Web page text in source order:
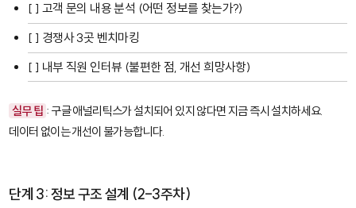
[ ] 고객 문의 내용 분석 (어떤 정보를 찾는가?)
[ ] 경쟁사 3곳 벤치마킹
[ ] 내부 직원 인터뷰 (불편한 점, 개선 희망사항)
실무 팁 : 구글 애널리틱스가 설치되어 있지 않다면 지금 즉시 설치하세요.
데이터 없이는 개선이 불가능합니다.
단계 3: 정보 구조 설계 (2-3주차)